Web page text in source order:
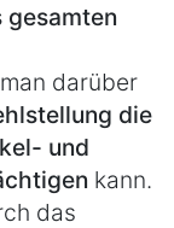
gesamten
darüber
die
und
kann.
das